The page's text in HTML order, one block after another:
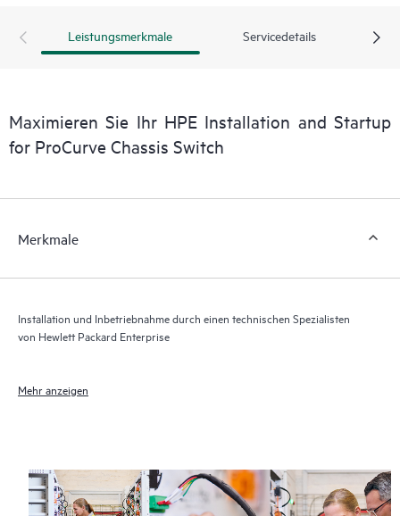
Leistungsmerkmale Servicedetails
Maximieren Sie Ihr HPE Installation and Startup
for ProCurve Chassis Switch
Merkmale
Installation und Inbetriebnahme durch einen technischen Spezialisten
von Hewlett Packard Enterprise
Mehr anzeigen